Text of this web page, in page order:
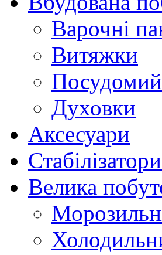
Варочні
Витяжки
Духовки
Аксесуари
Велика